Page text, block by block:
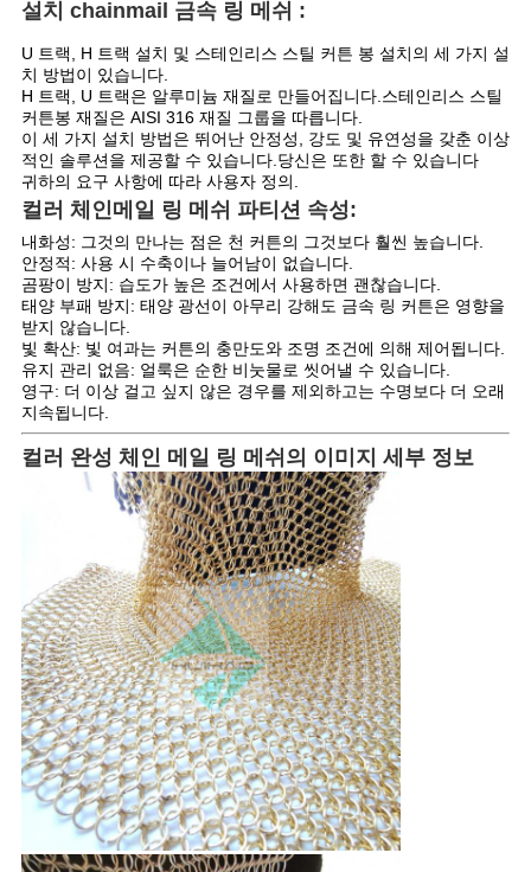
PRIVACY
POLICY
설치 chainmail 금속 링 메쉬 :
U 트랙, H 트랙 설치 및 스테인리스 스틸 커튼 봉 설치의 세 가지 설
치 방법이 있습니다.
H 트랙, U 트랙은 알루미늄 재질로 만들어집니다.스테인리스 스틸
커튼봉 재질은 AISI 316 재질 그룹을 따릅니다.
이 세 가지 설치 방법은 뛰어난 안정성, 강도 및 유연성을 갖춘 이상
적인 솔루션을 제공할 수 있습니다.당신은 또한 할 수 있습니다
귀하의 요구 사항에 따라 사용자 정의.
컬러 체인메일 링 메쉬 파티션 속성:
내화성: 그것의 만나는 점은 천 커튼의 그것보다 훨씬 높습니다.
안정적: 사용 시 수축이나 늘어남이 없습니다.
곰팡이 방지: 습도가 높은 조건에서 사용하면 괜찮습니다.
태양 부패 방지: 태양 광선이 아무리 강해도 금속 링 커튼은 영향을
받지 않습니다.
빛 확산: 빛 여과는 커튼의 충만도와 조명 조건에 의해 제어됩니다.
유지 관리 없음: 얼룩은 순한 비눗물로 씻어낼 수 있습니다.
영구: 더 이상 걸고 싶지 않은 경우를 제외하고는 수명보다 더 오래
지속됩니다.
컬러 완성 체인 메일 링 메쉬의 이미지 세부 정보